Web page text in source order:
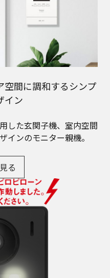
空間に調和するシンプ
イン
した玄関子機、室内空間
インのモニター親機。
る